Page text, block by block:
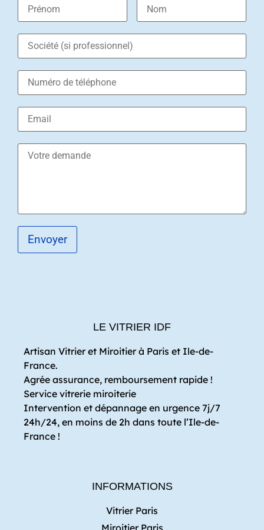
Envoyer
LE VITRIER IDF
Artisan Vitrier et Miroitier à Paris et Ile-de-
France.
Agrée assurance, remboursement rapide !
Service vitrerie miroiterie
Intervention et dépannage en urgence 7j/7
24h/24, en moins de 2h dans toute l’Ile-de-
France !
INFORMATIONS
Vitrier Paris